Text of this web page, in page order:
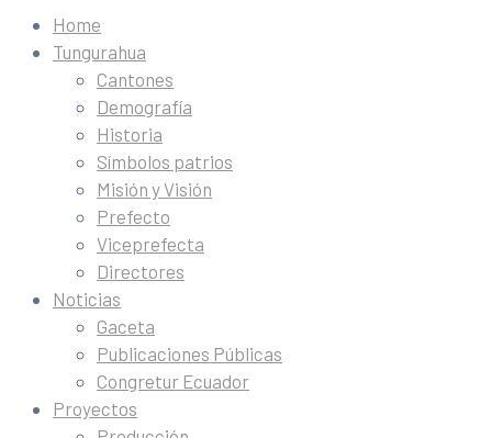
Home
Tungurahua
Cantones
Demografía
Historia
Símbolos patrios
Misión y Visión
Prefecto
Viceprefecta
Directores
Noticias
Gaceta
Publicaciones Públicas
Congretur Ecuador
Proyectos